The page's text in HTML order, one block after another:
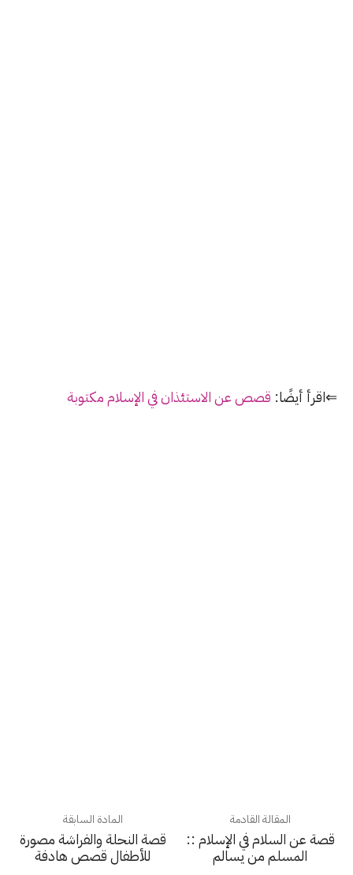
⇐اقرأ أيضًا: قصص عن الاستئذان في الإسلام مكتوبة
المادة السابقة
قصة النحلة والفراشة مصورة
للأطفال قصص هادفة
المقالة القادمة
قصة عن السلام في الإسلام ::
المسلم من يسالم